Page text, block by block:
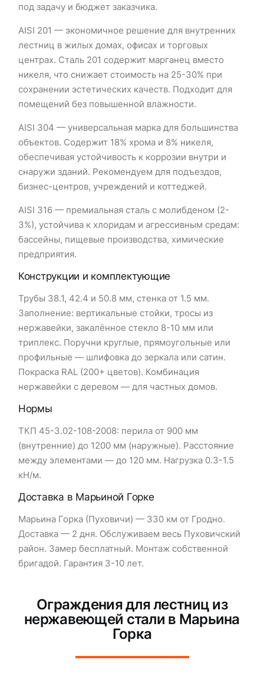
под задачу и бюджет заказчика.
AISI 201 — экономичное решение для внутренних
лестниц в жилых домах, офисах и торговых
центрах. Сталь 201 содержит марганец вместо
никеля, что снижает стоимость на 25-30% при
сохранении эстетических качеств. Подходит для
помещений без повышенной влажности.
AISI 304 — универсальная марка для большинства
объектов. Содержит 18% хрома и 8% никеля,
обеспечивая устойчивость к коррозии внутри и
снаружи зданий. Рекомендуем для подъездов,
бизнес-центров, учреждений и коттеджей.
AISI 316 — премиальная сталь с молибденом (2-
3%), устойчива к хлоридам и агрессивным средам:
бассейны, пищевые производства, химические
предприятия.
Конструкции и комплектующие
Трубы 38.1, 42.4 и 50.8 мм, стенка от 1.5 мм.
Заполнение: вертикальные стойки, тросы из
нержавейки, закалённое стекло 8-10 мм или
триплекс. Поручни круглые, прямоугольные или
профильные — шлифовка до зеркала или сатин.
Покраска RAL (200+ цветов). Комбинация
нержавейки с деревом — для частных домов.
Нормы
ТКП 45-3.02-108-2008: перила от 900 мм
(внутренние) до 1200 мм (наружные). Расстояние
между элементами — до 120 мм. Нагрузка 0.3-1.5
кН/м.
Доставка в Марьиной Горке
Марьина Горка (Пуховичи) — 330 км от Гродно.
Доставка — 2 дня. Обслуживаем весь Пуховичский
район. Замер бесплатный. Монтаж собственной
бригадой. Гарантия 3-10 лет.
Ограждения для лестниц из
нержавеющей стали в Марьина
Горка